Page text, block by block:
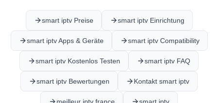
smart iptv Preise smart iptv Einrichtung
smart iptv Apps & Geräte smart iptv Compatibility
smart iptv Kostenlos Testen smart iptv FAQ
smart iptv Bewertungen Kontakt smart iptv